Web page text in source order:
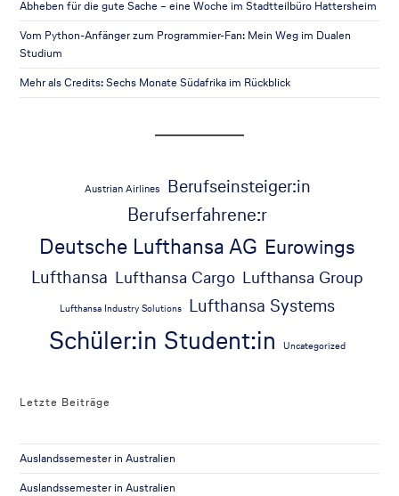
Abheben für die gute Sache – eine Woche im Stadtteilbüro Hattersheim
Vom Python-Anfänger zum Programmier-Fan: Mein Weg im Dualen
Studium
Mehr als Credits: Sechs Monate Südafrika im Rückblick
Austrian Airlines Berufseinsteiger:in
Berufserfahrene:r
Deutsche Lufthansa AG Eurowings
Lufthansa Lufthansa Cargo Lufthansa Group
Lufthansa Industry Solutions Lufthansa Systems
Schüler:in Student:in Uncategorized
Letzte Beiträge
Auslandssemester in Australien
Auslandssemester in Australien